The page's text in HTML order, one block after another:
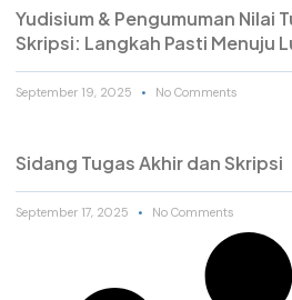
Yudisium & Pengumuman Nilai
Skripsi: Langkah Pasti Menuju
September 19, 2025 No Comments
Sidang Tugas Akhir dan Skripsi
September 17, 2025 No Comments